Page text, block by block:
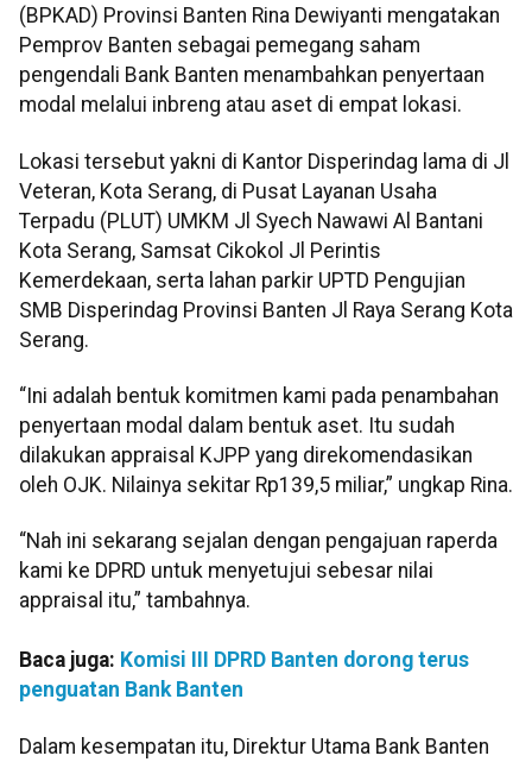
(BPKAD) Provinsi Banten Rina Dewiyanti mengatakan
Pemprov Banten sebagai pemegang saham
pengendali Bank Banten menambahkan penyertaan
modal melalui inbreng atau aset di empat lokasi.
Lokasi tersebut yakni di Kantor Disperindag lama di Jl
Veteran, Kota Serang, di Pusat Layanan Usaha
Terpadu (PLUT) UMKM Jl Syech Nawawi Al Bantani
Kota Serang, Samsat Cikokol Jl Perintis
Kemerdekaan, serta lahan parkir UPTD Pengujian
SMB Disperindag Provinsi Banten Jl Raya Serang Kota
Serang.
“Ini adalah bentuk komitmen kami pada penambahan
penyertaan modal dalam bentuk aset. Itu sudah
dilakukan appraisal KJPP yang direkomendasikan
oleh OJK. Nilainya sekitar Rp139,5 miliar,” ungkap Rina.
“Nah ini sekarang sejalan dengan pengajuan raperda
kami ke DPRD untuk menyetujui sebesar nilai
appraisal itu,” tambahnya.
Baca juga: Komisi III DPRD Banten dorong terus
penguatan Bank Banten
Dalam kesempatan itu, Direktur Utama Bank Banten